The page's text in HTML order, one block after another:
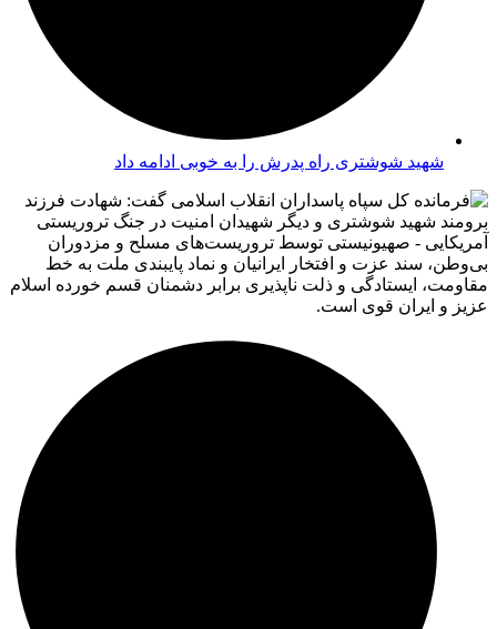
شهید شوشتری راه پدرش را به خوبی ادامه داد